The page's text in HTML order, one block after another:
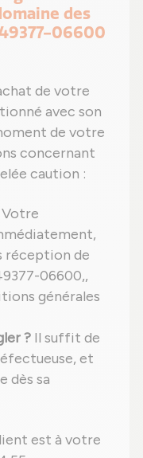
des
06600
de votre
avec son
de votre
concernant
caution :
Votre
réception de
06600,,
générales
? Il suffit de
et
dès sa
est à votre